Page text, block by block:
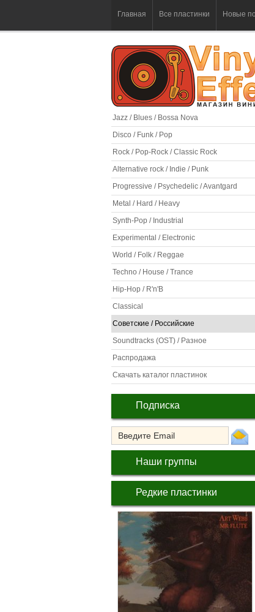
Главная Все пластинки Новые
Jazz / Blues / Bossa Nova
Disco / Funk / Pop
Rock / Pop-Rock / Classic Rock
Alternative rock / Indie / Punk
Progressive / Psychedelic / Avantgard
Metal / Hard / Heavy
Synth-Pop / Industrial
Experimental / Electronic
World / Folk / Reggae
Techno / House / Trance
Hip-Hop / R'n'B
Classical
Советские / Российские
Soundtracks (OST) / Разное
Распродажа
Скачать каталог пластинок
Подписка
Наши группы
Редкие пластинки